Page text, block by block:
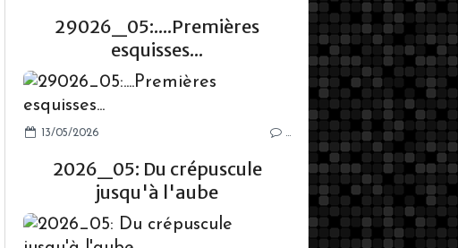
29026_05:....Premières
esquisses...
13/05/2026 …
2026_05: Du crépuscule
jusqu'à l'aube